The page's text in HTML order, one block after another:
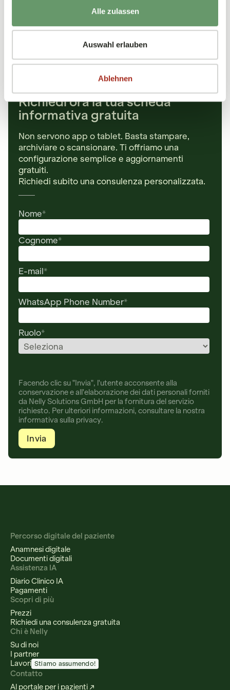
Alle zulassen
Auswahl erlauben
Ablehnen
Richiedi ora la tua scheda
informativa gratuita
Non servono app o tablet. Basta stampare,
archiviare o scansionare. Ti offriamo una
configurazione semplice e aggiornamenti
gratuiti.
Richiedi subito una consulenza personalizzata.
Nome*
Cognome*
E-mail*
WhatsApp Phone Number*
Ruolo*
Facendo clic su "Invia", l'utente acconsente alla
conservazione e all'elaborazione dei dati personali forniti
da Nelly Solutions GmbH per la fornitura del servizio
richiesto. Per ulteriori informazioni, consultare la nostra
informativa sulla privacy.
Percorso digitale del paziente
Anamnesi digitale
Documenti digitali
Assistenza IA
Diario Clinico IA
Pagamenti
Scopri di più
Prezzi
Richiedi una consulenza gratuita
Chi è Nelly
Su di noi
I partner
Lavori Stiamo assumendo!
Contatto
Al portale per i pazienti ↗